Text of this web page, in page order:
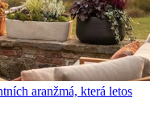
aranžmá, která letos